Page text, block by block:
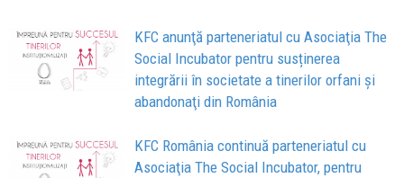
KFC anunţă parteneriatul cu Asociaţia The
Social Incubator pentru susținerea
integrării în societate a tinerilor orfani şi
abandonaţi din România
KFC România continuă parteneriatul cu
Asociaţia The Social Incubator, pentru